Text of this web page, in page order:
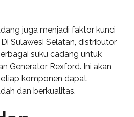
juga menjadi faktor kunci
Sulawesi Selatan, distributor
suku cadang untuk
Generator Rexford. Ini akan
komponen dapat
dan berkualitas.